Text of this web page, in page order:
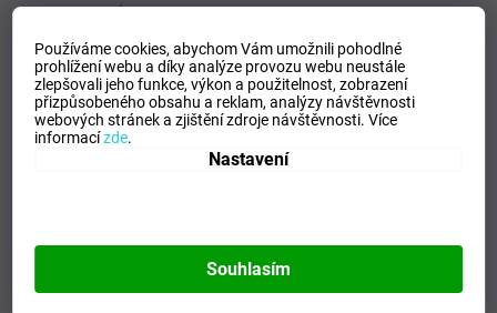
Používáme cookies, abychom Vám umožnili pohodlné
prohlížení webu a díky analýze provozu webu neustále
zlepšovali jeho funkce, výkon a použitelnost,zobrazení
přizpůsobeného obsahu a reklam, analýzy návštěvnosti
webových stránek a zjištění zdroje návštěvnosti.Více
informacízde.
Nastavení
Souhlasím
Doplňkové parametry
Kategorie:
Dámské trika
EAN:
Zvolte variantu